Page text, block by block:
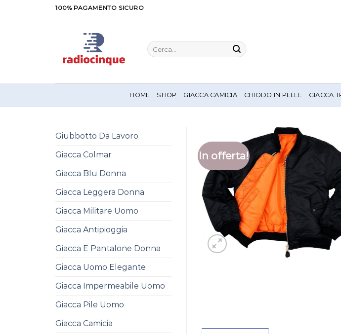
100% PAGAMENTO SICURO
Cerca:
HOME SHOP GIACCA CAMICIA CHIODO IN PELLE GIACCA
Giubbotto Da Lavoro
Giacca Colmar
Giacca Blu Donna
Giacca Leggera Donna
Giacca Militare Uomo
Giacca Antipioggia
Giacca E Pantalone Donna
Giacca Uomo Elegante
Giacca Impermeabile Uomo
Giacca Pile Uomo
Giacca Camicia
In offerta!